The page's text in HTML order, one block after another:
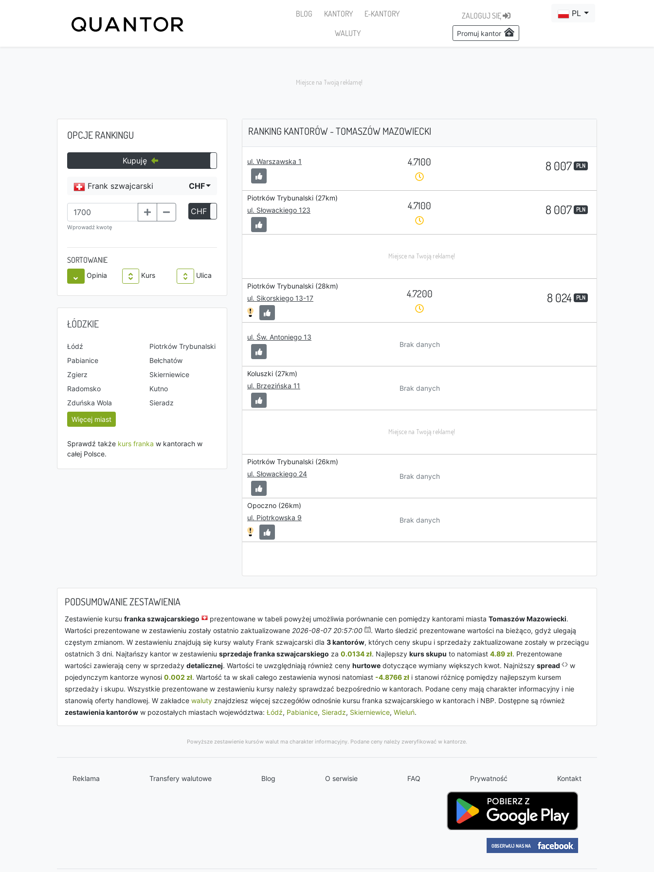
BLOG KANTORY
E-KANTORY
WALUTY
ZALOGUJ SIĘ
Promuj kantor
PL
OPCJE RANKINGU
Kupuję Sprzedaję
Frank szwajcarski CHF
Wprowadź kwotę
CHF
SORTOWANIE
Opinia Kurs Ulica
ŁÓDZKIE
Łódź
Piotrków Trybunalski
Pabianice
Bełchatów
Zgierz
Skierniewice
Radomsko
Kutno
Zduńska Wola
Sieradz
Więcej miast
Sprawdź także kurs franka w kantorach w
całej Polsce.
RANKING KANTORÓW - TOMASZÓW MAZOWIECKI
ul. Warszawska 1 4.7100 8 007 PLN
Piotrków Trybunalski (27km)
ul. Słowackiego 123
4.7100 8 007 PLN
Piotrków Trybunalski (28km)
ul. Sikorskiego 13-17
4.7200 8 024 PLN
ul. Św. Antoniego 13
Brak danych
Koluszki (27km)
ul. Brzezińska 11
Brak danych
Piotrków Trybunalski (26km)
ul. Słowackiego 24
Brak danych
Opoczno (26km)
ul. Piotrkowska 9
Brak danych
PODSUMOWANIE ZESTAWIENIA
Zestawienie kursu franka szwajcarskiego prezentowane w tabeli powyżej umożliwia porównanie cen pomiędzy kantorami miasta Tomaszów Mazowiecki.
Wartości prezentowane w zestawieniu zostały ostatnio zaktualizowane 2026-08-07 20:57:00
. Warto śledzić prezentowane wartości na bieżąco, gdyż ulegają
częstym zmianom. W zestawieniu znajdują się kursy waluty Frank szwajcarski dla 3 kantorów, których ceny skupu i sprzedaży zaktualizowane zostały w przeciągu
ostatnich 3 dni. Najtańszy kantor w zestawieniu sprzedaje franka szwajcarskiego za 0.0134 zł. Najlepszy kurs skupu to natomiast 4.89 zł. Prezentowane
wartości zawierają ceny w sprzedaży detalicznej. Wartości te uwzględniają również ceny hurtowe dotyczące wymiany większych kwot. Najniższy spread
w
pojedynczym kantorze wynosi 0.002 zł. Wartość ta w skali całego zestawienia wynosi natomiast -4.8766 zł i stanowi różnicę pomiędzy najlepszym kursem
sprzedaży i skupu. Wszystkie prezentowane w zestawieniu kursy należy sprawdzać bezpośrednio w kantorach. Podane ceny mają charakter informacyjny i nie
stanowią oferty handlowej. W zakładce waluty znajdziesz więcej szczegółów odnośnie kursu franka szwajcarskiego w kantorach i NBP. Dostępne są również
zestawienia kantorów w pozostałych miastach województwa: Łódź, Pabianice, Sieradz, Skierniewice, Wieluń.
Powyższe zestawienie kursów walut ma charakter informacyjny. Podane ceny należy zweryfikować w kantorze.
Reklama Transfery walutowe Blog O serwisie FAQ Prywatność Kontakt